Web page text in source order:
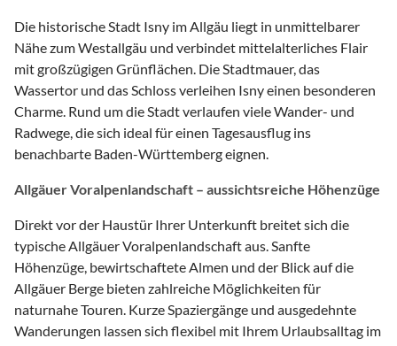
Die historische Stadt Isny im Allgäu liegt in unmittelbarer
Nähe zum Westallgäu und verbindet mittelalterliches Flair
mit großzügigen Grünflächen. Die Stadtmauer, das
Wassertor und das Schloss verleihen Isny einen besonderen
Charme. Rund um die Stadt verlaufen viele Wander- und
Radwege, die sich ideal für einen Tagesausflug ins
benachbarte Baden-Württemberg eignen.
Allgäuer Voralpenlandschaft – aussichtsreiche Höhenzüge
Direkt vor der Haustür Ihrer Unterkunft breitet sich die
typische Allgäuer Voralpenlandschaft aus. Sanfte
Höhenzüge, bewirtschaftete Almen und der Blick auf die
Allgäuer Berge bieten zahlreiche Möglichkeiten für
naturnahe Touren. Kurze Spaziergänge und ausgedehnte
Wanderungen lassen sich flexibel mit Ihrem Urlaubsalltag im